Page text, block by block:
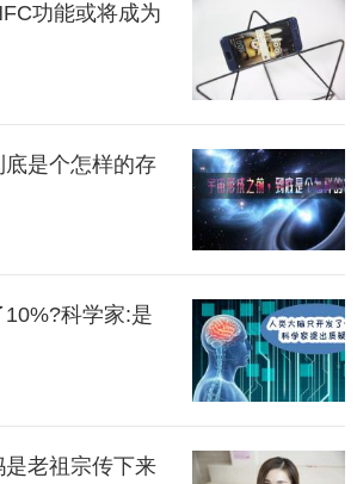
功能或将成为
是个怎样的存
科学家:是
老祖宗传下来